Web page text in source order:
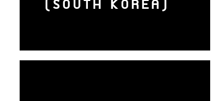
(SOUTH KOREA)